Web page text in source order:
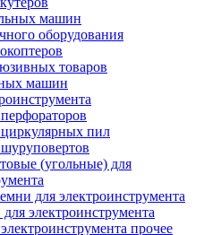
машин
оборудования
товаров
машин
циркулярных пил
(угольные) для
для электроинструмента
электроинструмента
прочее